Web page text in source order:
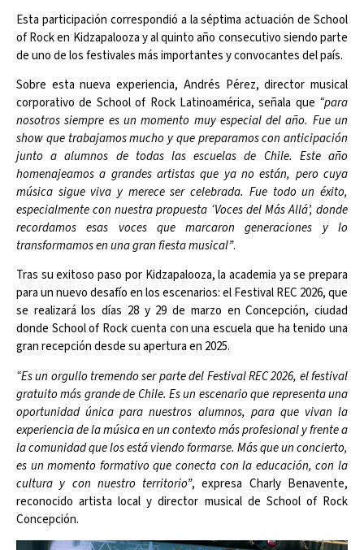
Esta participación correspondió a la séptima actuación de School
of Rock en Kidzapalooza y al quinto año consecutivo siendo parte
de uno de los festivales más importantes y convocantes del país.
Sobre esta nueva experiencia, Andrés Pérez, director musical
corporativo de School of Rock Latinoamérica, señala que “para
nosotros siempre es un momento muy especial del año. Fue un
show que trabajamos mucho y que preparamos con anticipación
junto a alumnos de todas las escuelas de Chile. Este año
homenajeamos a grandes artistas que ya no están, pero cuya
música sigue viva y merece ser celebrada. Fue todo un éxito,
especialmente con nuestra propuesta ‘Voces del Más Allá’, donde
recordamos esas voces que marcaron generaciones y lo
transformamos en una gran fiesta musical”.
Tras su exitoso paso por Kidzapalooza, la academia ya se prepara
para un nuevo desafío en los escenarios: el Festival REC 2026, que
se realizará los días 28 y 29 de marzo en Concepción, ciudad
donde School of Rock cuenta con una escuela que ha tenido una
gran recepción desde su apertura en 2025.
“Es un orgullo tremendo ser parte del Festival REC 2026, el festival
gratuito más grande de Chile. Es un escenario que representa una
oportunidad única para nuestros alumnos, para que vivan la
experiencia de la música en un contexto más profesional y frente a
la comunidad que los está viendo formarse. Más que un concierto,
es un momento formativo que conecta con la educación, con la
cultura y con nuestro territorio”, expresa Charly Benavente,
reconocido artista local y director musical de School of Rock
Concepción.